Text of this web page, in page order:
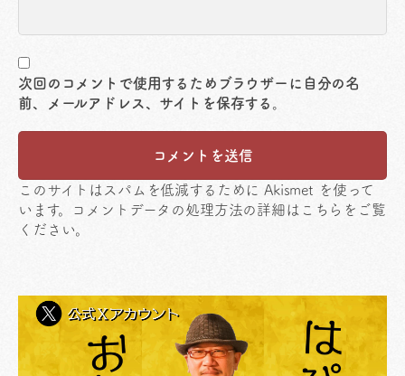
次回のコメントで使用するためブラウザーに自分の名
前、メールアドレス、サイトを保存する。
このサイトはスパムを低減するために Akismet を使って
います。
コメントデータの処理方法の詳細はこちらをご覧
ください。